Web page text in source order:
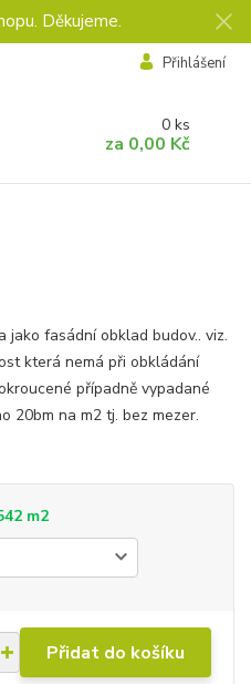
Děkujeme.
Přihlášení
0 ks
za 0,00 Kč
jako fasádní obklad budov.. viz.
která nemá při obkládání
případně vypadané
20bm na m2 tj. bez mezer.
m2
Přidat do košíku